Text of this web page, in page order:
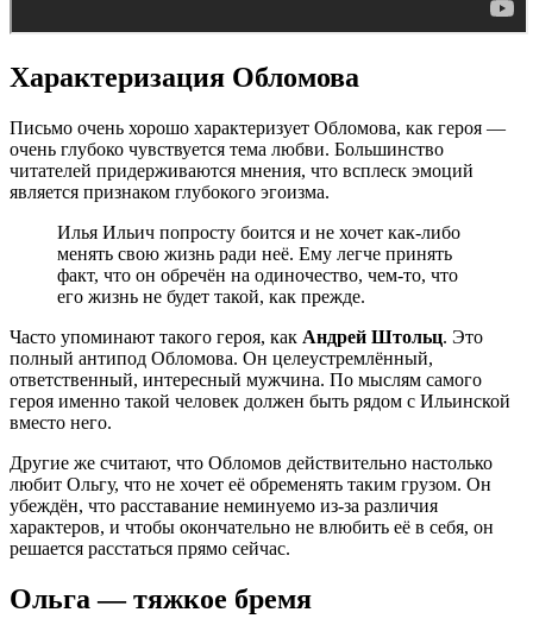
Характеризация Обломова
Письмо очень хорошо характеризует Обломова, как героя —
очень глубоко чувствуется тема любви. Большинство
читателей придерживаются мнения, что всплеск эмоций
является признаком глубокого эгоизма.
Илья Ильич попросту боится и не хочет как-либо
менять свою жизнь ради неё. Ему легче принять
факт, что он обречён на одиночество, чем-то, что
его жизнь не будет такой, как прежде.
Часто упоминают такого героя, как Андрей Штольц. Это
полный антипод Обломова. Он целеустремлённый,
ответственный, интересный мужчина. По мыслям самого
героя именно такой человек должен быть рядом с Ильинской
вместо него.
Другие же считают, что Обломов действительно настолько
любит Ольгу, что не хочет её обременять таким грузом. Он
убеждён, что расставание неминуемо из-за различия
характеров, и чтобы окончательно не влюбить её в себя, он
решается расстаться прямо сейчас.
Ольга — тяжкое бремя